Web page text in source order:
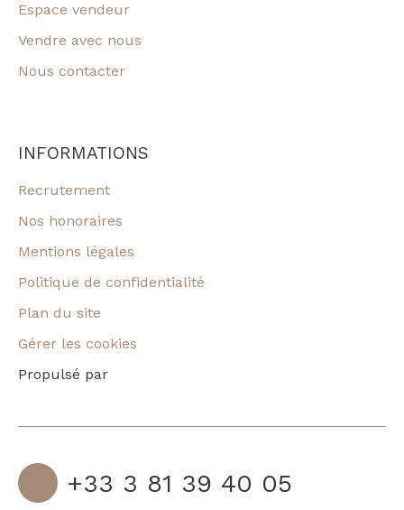
Espace vendeur
Vendre avec nous
Nous contacter
INFORMATIONS
Recrutement
Nos honoraires
Mentions légales
Politique de confidentialité
Plan du site
Gérer les cookies
Propulsé par
+33 3 81 39 40 05